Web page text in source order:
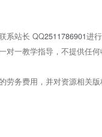
系站长 QQ2511786901进
一教学指导，不提供任
务费用，并对资源相关